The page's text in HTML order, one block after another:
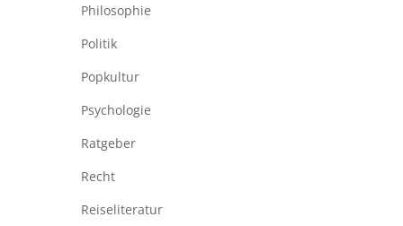
Philosophie
Politik
Popkultur
Psychologie
Ratgeber
Recht
Reiseliteratur